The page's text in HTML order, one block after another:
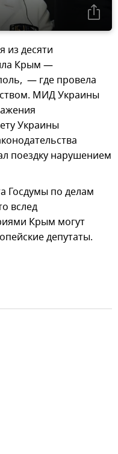
из десяти
Крым —
— где провела
МИД Украины
Украины
поездку нарушением
Госдумы по делам
вслед
Крым могут
депутаты.